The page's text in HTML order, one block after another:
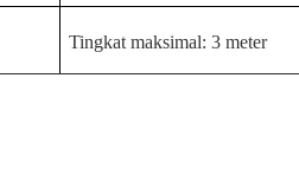
Tingkat maksimal: 3 meter